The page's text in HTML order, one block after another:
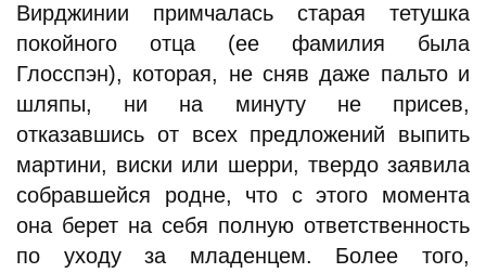
Вирджинии примчалась старая тетушка
покойного отца (ее фамилия была
Глосспэн), которая, не сняв даже пальто и
шляпы, ни на минуту не присев,
отказавшись от всех предложений выпить
мартини, виски или шерри, твердо заявила
собравшейся родне, что с этого момента
она берет на себя полную ответственность
по уходу за младенцем. Более того,